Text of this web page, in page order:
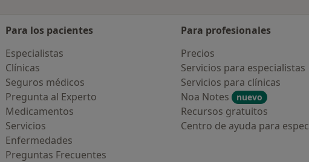
Para los pacientes
Especialistas
Clínicas
Seguros médicos
Pregunta al Experto
Medicamentos
Servicios
Enfermedades
Preguntas Frecuentes
Para profesionales
Precios
Servicios para especialistas
Servicios para clínicas
Noa Notes
nuevo
Recursos gratuitos
Centro de ayuda para